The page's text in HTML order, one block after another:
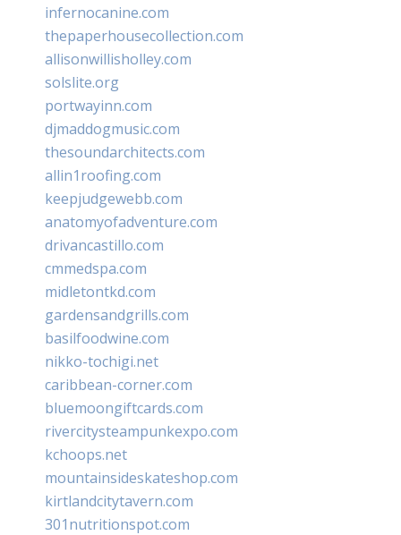
infernocanine.com
thepaperhousecollection.com
allisonwillisholley.com
solslite.org
portwayinn.com
djmaddogmusic.com
thesoundarchitects.com
allin1roofing.com
keepjudgewebb.com
anatomyofadventure.com
drivancastillo.com
cmmedspa.com
midletontkd.com
gardensandgrills.com
basilfoodwine.com
nikko-tochigi.net
caribbean-corner.com
bluemoongiftcards.com
rivercitysteampunkexpo.com
kchoops.net
mountainsideskateshop.com
kirtlandcitytavern.com
301nutritionspot.com